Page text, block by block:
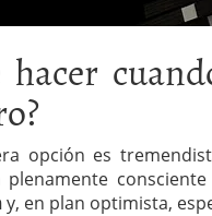
hacer
opción es
plenamente
y, en plan optimista,